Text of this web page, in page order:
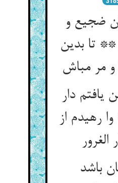
ضجیع و
تا بدین
و مر مباش
دار
رهیدم از
باشد